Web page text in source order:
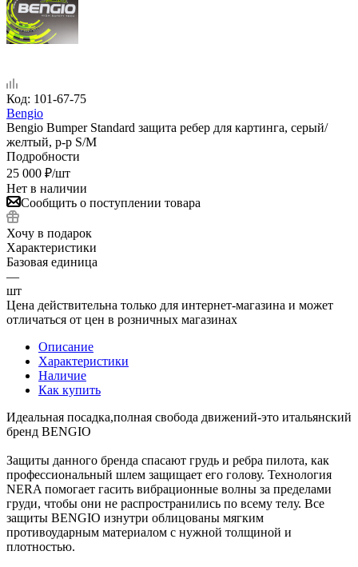
Код: 101-67-75
Bengio
Bengio Bumper Standard защита ребер для картинга, серый/
желтый, р-р S/M
Подробности
25 000 ₽/шт
Нет в наличии
Сообщить о поступлении товара
Хочу в подарок
Характеристики
Базовая единица
—
шт
Цена действительна только для интернет-магазина и может
отличаться от цен в розничных магазинах
Описание
Характеристики
Наличие
Как купить
Идеальная посадка,полная свобода движений-это итальянский
бренд BENGIO
Защиты данного бренда спасают грудь и ребра пилота, как
профессиональный шлем защищает его голову. Технология
NERA помогает гасить вибрационные волны за пределами
груди, чтобы они не распространились по всему телу. Все
защиты BENGIO изнутри облицованы мягким
противоударным материалом с нужной толщиной и
плотностью.